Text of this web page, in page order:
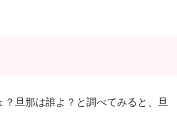
旦那は誰よ？と調べてみると、旦